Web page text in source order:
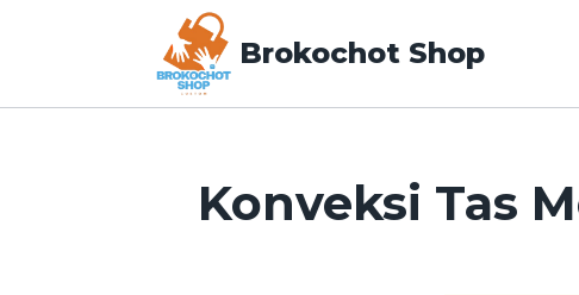
Brokochot Shop
Konveksi Tas